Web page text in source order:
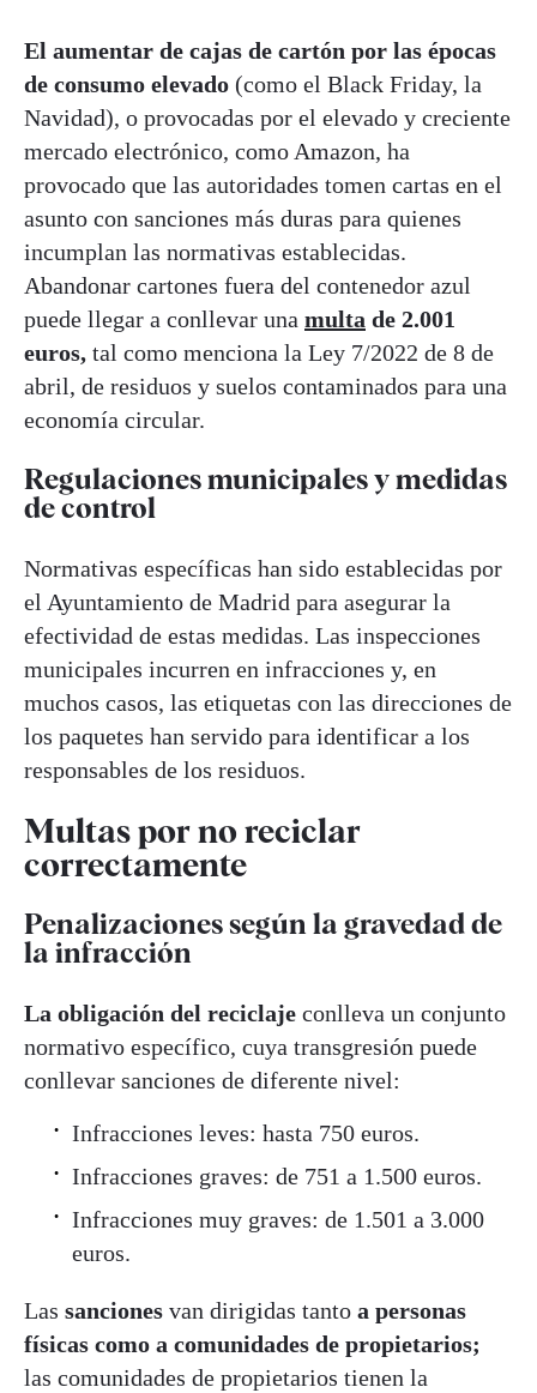
El aumentar de cajas de cartón por las épocas
de consumo elevado (como el Black Friday, la
Navidad), o provocadas por el elevado y creciente
mercado electrónico, como Amazon, ha
provocado que las autoridades tomen cartas en el
asunto con sanciones más duras para quienes
incumplan las normativas establecidas.
Abandonar cartones fuera del contenedor azul
puede llegar a conllevar una multa de 2.001
euros, tal como menciona la Ley 7/2022 de 8 de
abril, de residuos y suelos contaminados para una
economía circular.
Regulaciones municipales y medidas
de control
Normativas específicas han sido establecidas por
el Ayuntamiento de Madrid para asegurar la
efectividad de estas medidas. Las inspecciones
municipales incurren en infracciones y, en
muchos casos, las etiquetas con las direcciones de
los paquetes han servido para identificar a los
responsables de los residuos.
Multas por no reciclar
correctamente
Penalizaciones según la gravedad de
la infracción
La obligación del reciclaje conlleva un conjunto
normativo específico, cuya transgresión puede
conllevar sanciones de diferente nivel:
Infracciones leves: hasta 750 euros.
Infracciones graves: de 751 a 1.500 euros.
Infracciones muy graves: de 1.501 a 3.000
euros.
Las sanciones van dirigidas tanto a personas
físicas como a comunidades de propietarios;
las comunidades de propietarios tienen la